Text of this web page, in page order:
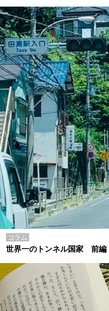
コラム
世界一のトンネル国家 前編